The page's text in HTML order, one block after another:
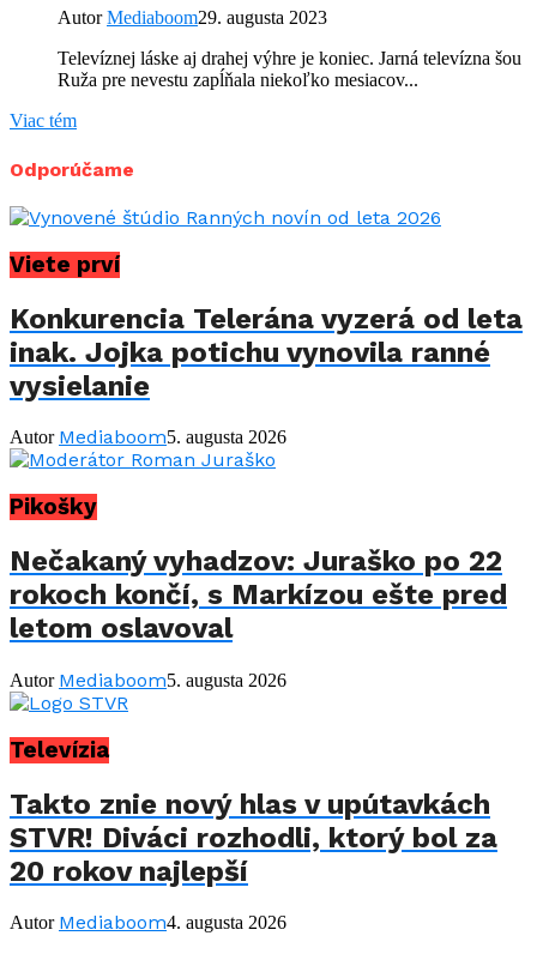
AutorMediaboom29. augusta 2023
Televíznej láske aj drahej výhre je koniec. Jarná televízna šou
Ruža pre nevestu zapĺňala niekoľko mesiacov...
Viac tém
Odporúčame
Viete prví
Konkurencia Telerána vyzerá od leta
inak. Jojka potichu vynovila ranné
vysielanie
Autor Mediaboom5. augusta 2026
Pikošky
Nečakaný vyhadzov: Juraško po 22
rokoch končí, s Markízou ešte pred
letom oslavoval
Autor Mediaboom5. augusta 2026
Televízia
Takto znie nový hlas v upútavkách
STVR! Diváci rozhodli, ktorý bol za
20 rokov najlepší
Autor Mediaboom4. augusta 2026